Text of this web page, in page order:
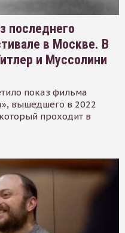
последнего
в Москве. В
и Муссолини
показ фильма
вышедшего в 2022
проходит в